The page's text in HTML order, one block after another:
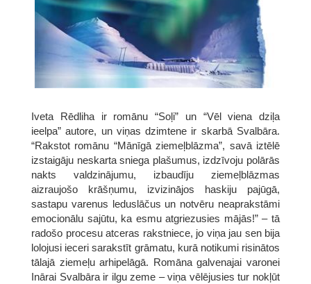
Iveta Rēdliha ir romānu “Soļi” un “Vēl viena dziļa
ieelpa” autore, un viņas dzimtene ir skarbā Svalbāra.
“Rakstot romānu “Mānīgā ziemeļblāzma”, savā iztēlē
izstaigāju neskarta sniega plašumus, izdzīvoju polārās
nakts valdzinājumu, izbaudīju ziemeļblāzmas
aizraujošo krāšņumu, izvizinājos haskiju pajūgā,
sastapu varenus leduslāčus un notvēru neaprakstāmi
emocionālu sajūtu, ka esmu atgriezusies mājās!” – tā
radošo procesu atceras rakstniece, jo viņa jau sen bija
lolojusi ieceri sarakstīt grāmatu, kurā notikumi risinātos
tālajā ziemeļu arhipelāgā. Romāna galvenajai varonei
Inārai Svalbāra ir ilgu zeme – viņa vēlējusies tur nokļūt